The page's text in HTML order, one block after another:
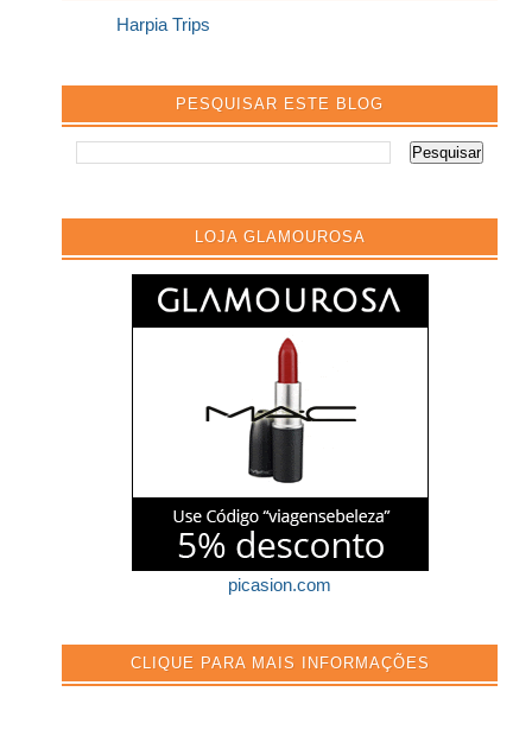
Harpia Trips
PESQUISAR ESTE BLOG
LOJA GLAMOUROSA
picasion.com
CLIQUE PARA MAIS INFORMAÇÕES